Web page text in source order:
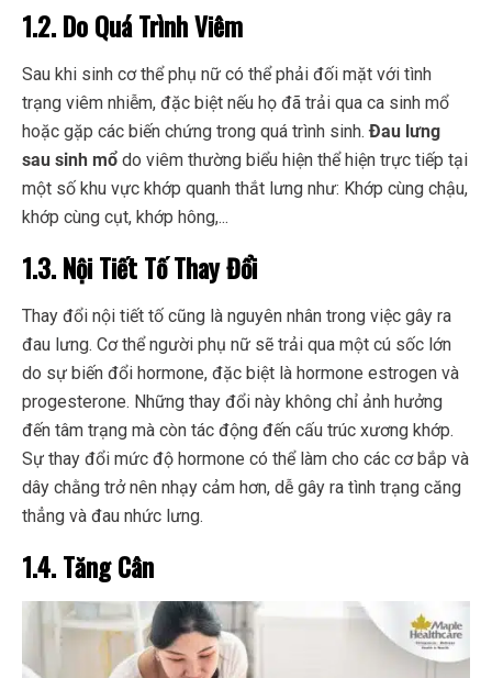
1.2. Do Quá Trình Viêm
Sau khi sinh cơ thể phụ nữ có thể phải đối mặt với tình
trạng viêm nhiễm, đặc biệt nếu họ đã trải qua ca sinh mổ
hoặc gặp các biến chứng trong quá trình sinh.Đau lưng
sau sinh mổ do viêm thường biểu hiện thể hiện trực tiếp tại
một số khu vực khớp quanh thắt lưng như: Khớp cùng chậu,
khớp cùng cụt, khớp hông,...
1.3. Nội Tiết Tố Thay Đổi
Thay đổi nội tiết tố cũng là nguyên nhân trong việc gây ra
đau lưng. Cơ thể người phụ nữ sẽ trải qua một cú sốc lớn
do sự biến đổi hormone, đặc biệt là hormone estrogen và
progesterone. Những thay đổi này không chỉ ảnh hưởng
đến tâm trạng mà còn tác động đến cấu trúc xương khớp.
Sự thay đổi mức độ hormone có thể làm cho các cơ bắp và
dây chằng trở nên nhạy cảm hơn, dễ gây ra tình trạng căng
thẳng và đau nhức lưng.
1.4. Tăng Cân